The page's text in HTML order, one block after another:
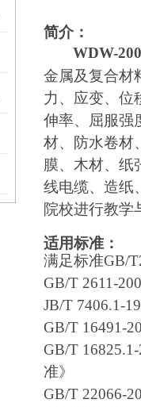
简介：
WDW-
金属及复合材
力、应变、位
伸率、屈服强
材、防水卷材
膜、木材、纸
线电缆、造纸
院校进行教学
适用标准：
满足标准GB/
GB/T 2611-
JB/T 7406.1-
GB/T 16491-
GB/T
准》
GB/T 22066-